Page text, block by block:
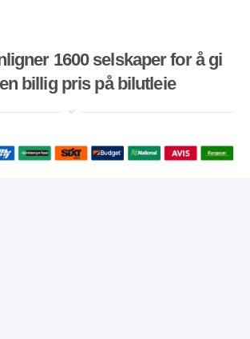
1600 selskaper for å gi
billig pris på bilutleie